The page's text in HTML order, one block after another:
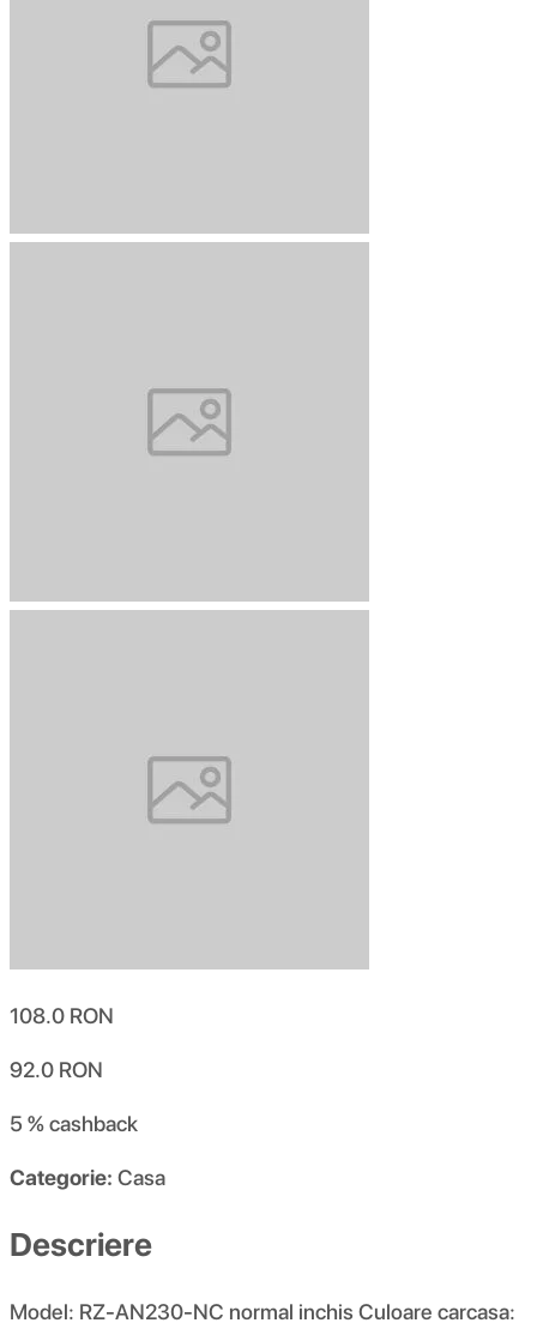
108.0 RON
92.0 RON
5 %cashback
Categorie: Casa
Descriere
Model: RZ-AN230-NC normal inchis Culoare carcasa: